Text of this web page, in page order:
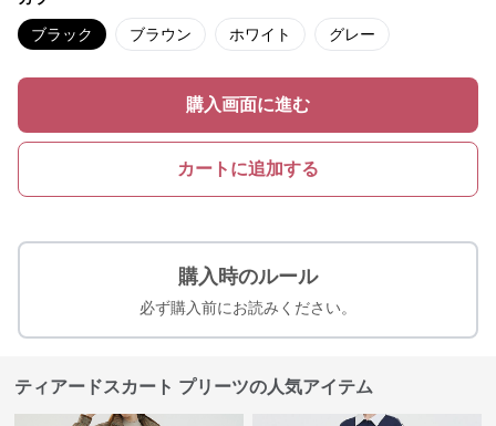
ブラック ブラウン ホワイト グレー
購入画面に進む
カートに追加する
購入時のルール
必ず購入前にお読みください。
ティアードスカート プリーツの人気アイテム